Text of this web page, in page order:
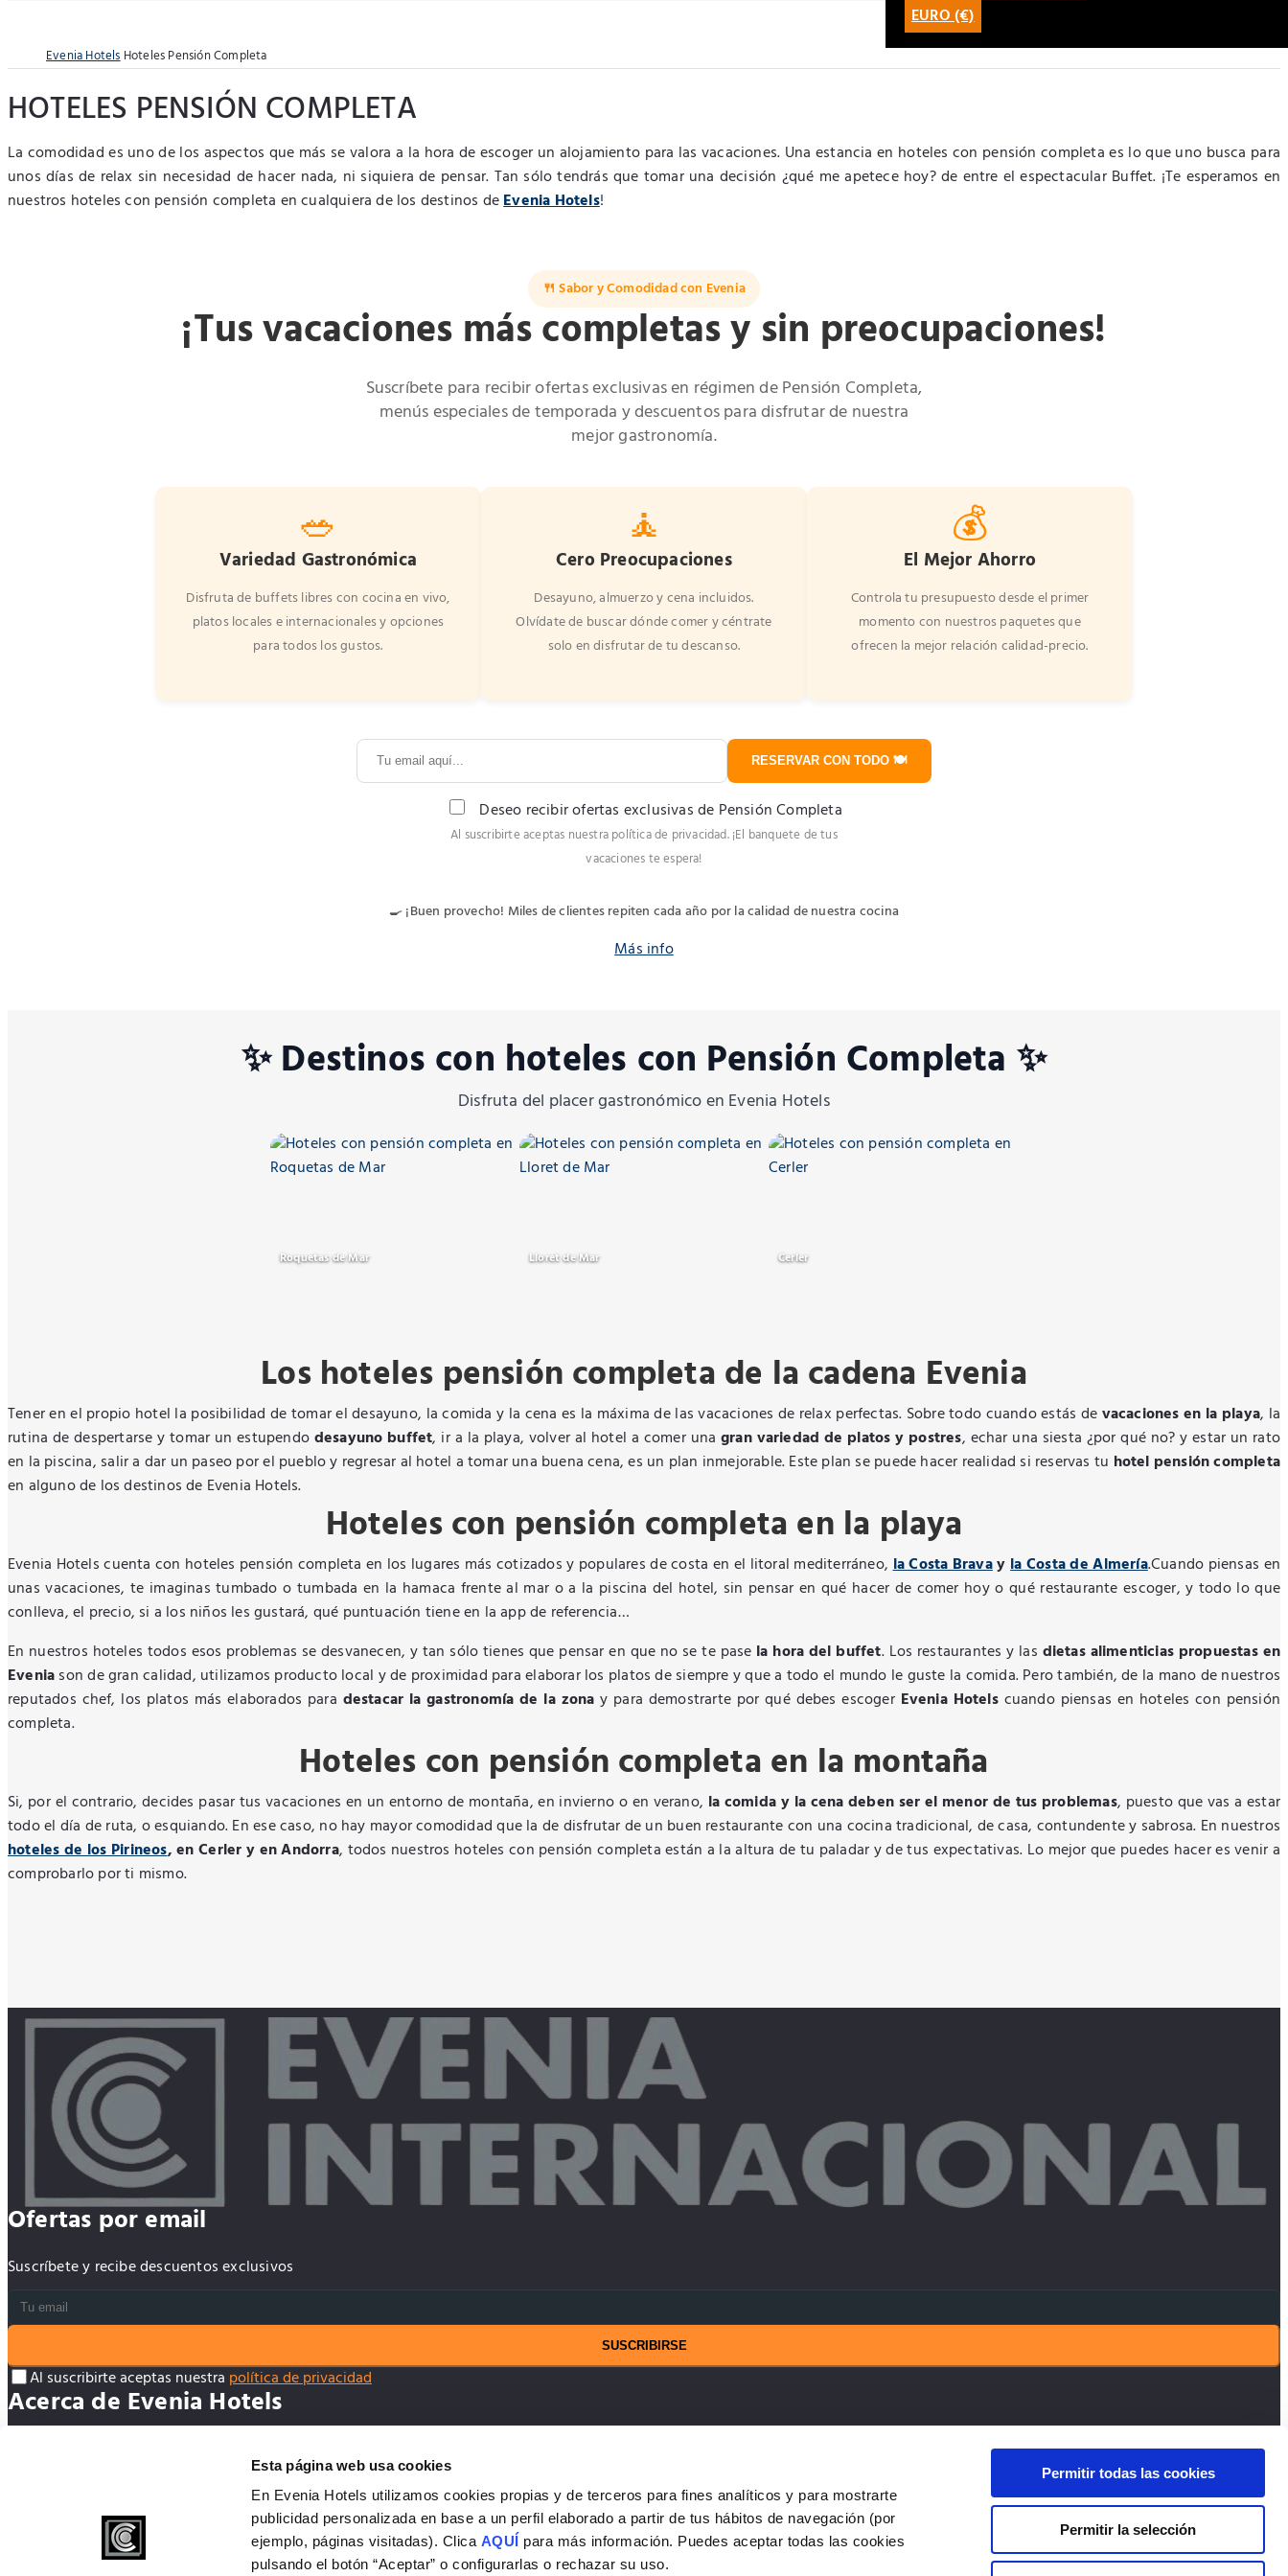
Esta página web usa cookies
En Evenia Hotels utilizamos cookies propias y de terceros para fines analíticos y para mostrarte
publicidad personalizada en base a un perfil elaborado a partir de tus hábitos de navegación (por
ejemplo, páginas visitadas). Clica AQUÍ para más información. Puedes aceptar todas las cookies
pulsando el botón “Aceptar” o configurarlas o rechazar su uso.
Permitir todas las cookies
Permitir la selección
EURO (€)
Evenia Hotels Hoteles Pensión Completa
HOTELES PENSIÓN COMPLETA
La comodidad es uno de los aspectos que más se valora a la hora de escoger un alojamiento para las vacaciones. Una estancia en hoteles con pensión completa es lo que uno busca para
unos días de relax sin necesidad de hacer nada, ni siquiera de pensar. Tan sólo tendrás que tomar una decisión ¿qué me apetece hoy? de entre el espectacular Buffet. ¡Te esperamos en
nuestros hoteles con pensión completa en cualquiera de los destinos deEvenia Hotels!
🍴 Sabor y Comodidad con Evenia
¡Tus vacaciones más completas y sin preocupaciones!
Suscríbete para recibir ofertas exclusivas en régimen de Pensión Completa,
menús especiales de temporada y descuentos para disfrutar de nuestra
mejor gastronomía.
🥗
Variedad Gastronómica
Disfruta de buffets libres con cocina en vivo,
platos locales e internacionales y opciones
para todos los gustos.
🧘
Cero Preocupaciones
Desayuno, almuerzo y cena incluidos.
Olvídate de buscar dónde comer y céntrate
solo en disfrutar de tu descanso.
💰
El Mejor Ahorro
Controla tu presupuesto desde el primer
momento con nuestros paquetes que
ofrecen la mejor relación calidad-precio.
RESERVAR CON TODO 🍽️
Deseo recibir ofertas exclusivas de Pensión Completa
Al suscribirte aceptas nuestra política de privacidad. ¡El banquete de tus
vacaciones te espera!
🍳 ¡Buen provecho! Miles de clientes repiten cada año por la calidad de nuestra cocina
Más info
✨ Destinos con hoteles con Pensión Completa ✨
Disfruta del placer gastronómico en Evenia Hotels
Roquetas de Mar Lloret de Mar Cerler
Los hoteles pensión completa de la cadena Evenia
Tener en el propio hotel la posibilidad de tomar el desayuno, la comida y la cena es la máxima de las vacaciones de relax perfectas. Sobre todo cuando estás devacaciones en la playa, la
rutina de despertarse y tomar un estupendodesayuno buffet, ir a la playa, volver al hotel a comer una gran variedad de platos y postres, echar una siesta ¿por qué no? y estar un rato
en la piscina, salir a dar un paseo por el pueblo y regresar al hotel a tomar una buena cena, es un plan inmejorable. Este plan se puede hacer realidad si reservas tu hotel pensión completa
en alguno de los destinos de Evenia Hotels.
Hoteles con pensión completa en la playa
Evenia Hotels cuenta con hoteles pensión completa en los lugares más cotizados y populares de costa en el litoral mediterráneo,la Costa Bravayla Costa de Almería.Cuando piensas en
unas vacaciones, te imaginas tumbado o tumbada en la hamaca frente al mar o a la piscina del hotel, sin pensar en qué hacer de comer hoy o qué restaurante escoger, y todo lo que
conlleva, el precio, si a los niños les gustará, qué puntuación tiene en la app de referencia…
En nuestros hoteles todos esos problemas se desvanecen, y tan sólo tienes que pensar en que no se te pase la hora del buffet. Los restaurantes y las dietas alimenticias propuestas en
Eveniason de gran calidad, utilizamos producto local y de proximidad para elaborar los platos de siempre y que a todo el mundo le guste la comida. Pero también, de la mano de nuestros
reputados chef, los platos más elaborados para destacar la gastronomía de la zona y para demostrarte por qué debes escoger Evenia Hotelscuando piensas en hoteles con pensión
completa.
Hoteles con pensión completa en la montaña
Si, por el contrario, decides pasar tus vacaciones en un entorno de montaña, en invierno o en verano, la comida y la cena deben ser el menor de tus problemas, puesto que vas a estar
todo el día de ruta, o esquiando. En ese caso, no hay mayor comodidad que la de disfrutar de un buen restaurante con una cocina tradicional, de casa, contundente y sabrosa. En nuestros
hoteles de los Pirineos, en Cerler y en Andorra, todos nuestros hoteles con pensión completa están a la altura de tu paladar y de tus expectativas. Lo mejor que puedes hacer es venir a
comprobarlo por ti mismo.
Ofertas por email
Suscríbete y recibe descuentos exclusivos
SUSCRIBIRSE
Al suscribirte aceptas nuestra política de privacidad
Acerca de Evenia Hotels
Hoteles Evenia Hotels
Vacaciones Evenia Hotels
Afiliados
Colaboraciones
Trabaja con nosotros
Preguntas frecuentes
Aviso Legal - Política de Privacidad - Condiciones de Reserva
Mapa del Sitio